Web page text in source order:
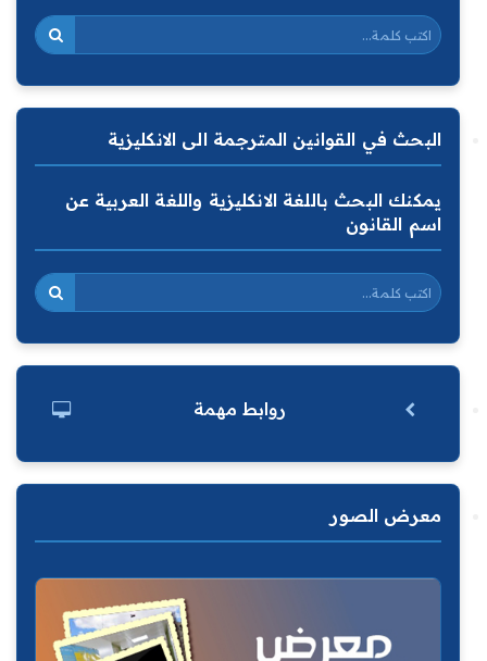
البحث في القوانين المترجمة الى الانكليزية
يمكنك البحث باللغة الانكليزية واللغة العربية عن
اسم القانون
روابط مهمة
معرض الصور